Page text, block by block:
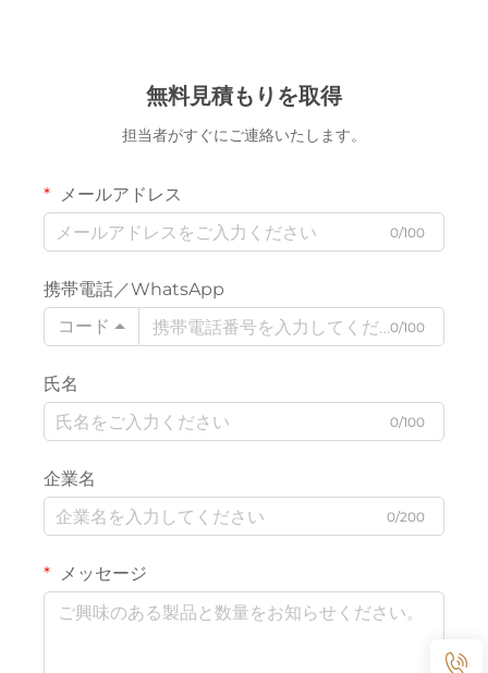
無料見積もりを取得
担当者がすぐにご連絡いたします。
メールアドレス
0/100
携帯電話／WhatsApp
コード
0/100
氏名
0/100
企業名
0/200
メッセージ